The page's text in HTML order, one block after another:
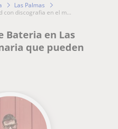
Las Palmas
con discografia en el m...
Bateria en Las
que pueden